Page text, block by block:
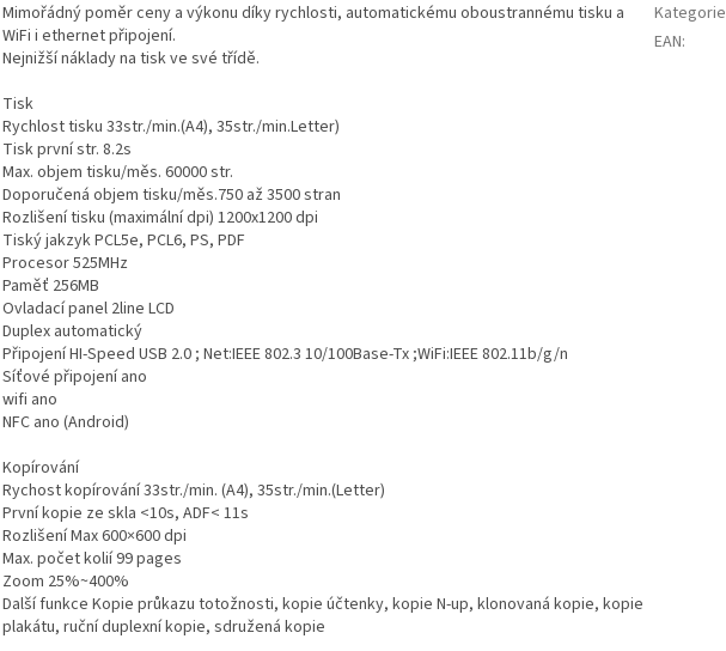
Mimořádný poměr ceny a výkonu díky rychlosti, automatickému oboustrannému tisku a
WiFi i ethernet připojení.
Nejnižší náklady na tisk ve své třídě.
Tisk
Rychlost tisku 33str./min.(A4), 35str./min.Letter)
Tisk první str. 8.2s
Max. objem tisku/měs. 60000 str.
Doporučená objem tisku/měs.750 až 3500 stran
Rozlišení tisku (maximální dpi) 1200x1200 dpi
Tiský jakzyk PCL5e, PCL6, PS, PDF
Procesor 525MHz
Paměť 256MB
Ovladací panel 2line LCD
Duplex automatický
Připojení HI-Speed USB 2.0 ; Net:IEEE 802.3 10/100Base-Tx ;WiFi:IEEE 802.11b/g/n
Síťové připojení ano
wifi ano
NFC ano (Android)
Kopírování
Rychost kopírování 33str./min. (A4), 35str./min.(Letter)
První kopie ze skla <10s, ADF< 11s
Rozlišení Max 600×600 dpi
Max. počet kolií 99 pages
Zoom 25%~400%
Další funkce Kopie průkazu totožnosti, kopie účtenky, kopie N-up, klonovaná kopie, kopie
plakátu, ruční duplexní kopie, sdružená kopie
Kategorie
EAN: